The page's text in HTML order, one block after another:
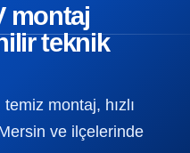
montaj
teknik
montaj, hızlı
ve ilçelerinde